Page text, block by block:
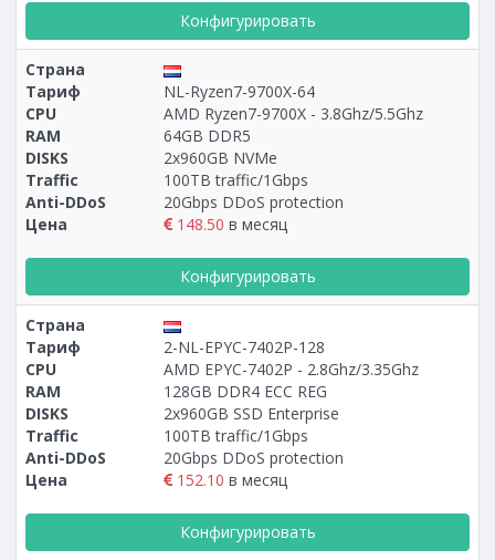
Конфигурировать
Страна
Тариф
NL-Ryzen7-9700X-64
CPU
AMD Ryzen7-9700X - 3.8Ghz/5.5Ghz
RAM
64GB DDR5
DISKS
2x960GB NVMe
Traffic
100TB traffic/1Gbps
Anti-DDoS
20Gbps DDoS protection
Цена
148.50 в месяц
Конфигурировать
Страна
Тариф
2-NL-EPYC-7402P-128
CPU
AMD EPYC-7402P - 2.8Ghz/3.35Ghz
RAM
128GB DDR4 ECC REG
DISKS
2x960GB SSD Enterprise
Traffic
100TB traffic/1Gbps
Anti-DDoS
20Gbps DDoS protection
Цена
152.10 в месяц
Конфигурировать